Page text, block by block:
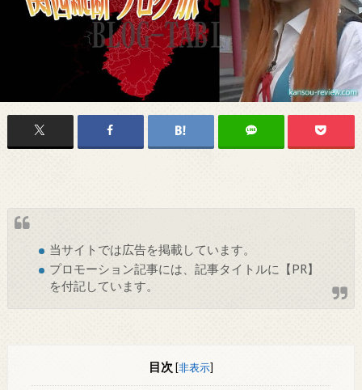
当サイトでは広告を掲載しています。
プロモーション記事には、記事タイトルに【PR】
を付記しています。
目次 [非表示]